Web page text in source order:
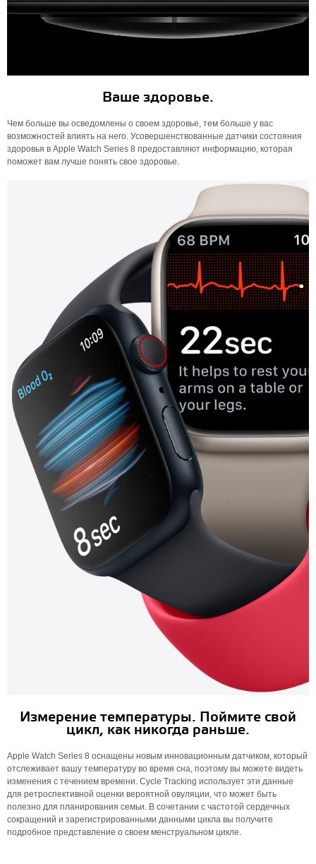
Ваше здоровье.
Чем больше вы осведомлены о своем здоровье, тем больше у вас
возможностей влиять на него. Усовершенствованные датчики состояния
здоровья в Apple Watch Series 8 предоставляют информацию, которая
поможет вам лучше понять свое здоровье.
Измерение температуры. Поймите свой
цикл, как никогда раньше.
Apple Watch Series 8 оснащены новым инновационным датчиком, который
отслеживает вашу температуру во время сна, поэтому вы можете видеть
изменения с течением времени. Cycle Tracking использует эти данные
для ретроспективной оценки вероятной овуляции, что может быть
полезно для планирования семьи. В сочетании с частотой сердечных
сокращений и зарегистрированными данными цикла вы получите
подробное представление о своем менструальном цикле.